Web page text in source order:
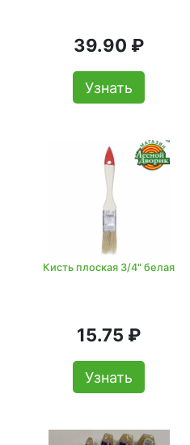
39.90 ₽
Узнать
Кисть плоская 3/4" белая
15.75 ₽
Узнать